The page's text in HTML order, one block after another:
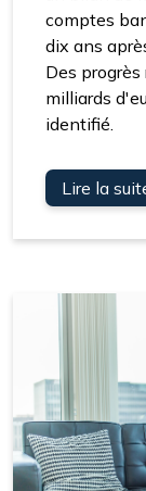
comptes
dix ans
Des
milliards
identifié.
Lire la